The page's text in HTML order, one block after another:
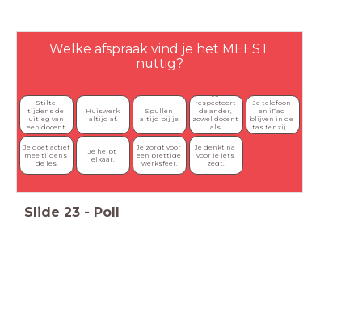
Welke afspraak vind je het MEEST
nuttig?
Stilte
tijdens de
uitleg van
een docent.
Huiswerk
altijd af.
Spullen
altijd bij je.
Je
respecteert
de ander,
zowel docent
als
klasgenoot.
Je telefoon
en iPad
blijven in de
tas tenzij ...
Je doet actief
mee tijdens
de les.
Je helpt
elkaar.
Je zorgt voor
een prettige
werksfeer.
Je denkt na
voor je iets
zegt.
Slide 23 - Poll